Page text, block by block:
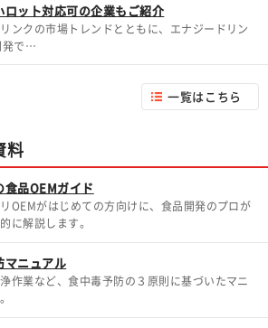
ロット対応可の企業もご紹介
ンクの市場トレンドとともに、エナジードリン
発で…
一覧はこちら
料
食品OEMガイド
OEMがはじめての方向けに、食品開発のプロが
に解説します。
マニュアル
作業など、食中毒予防の３原則に基づいたマニ